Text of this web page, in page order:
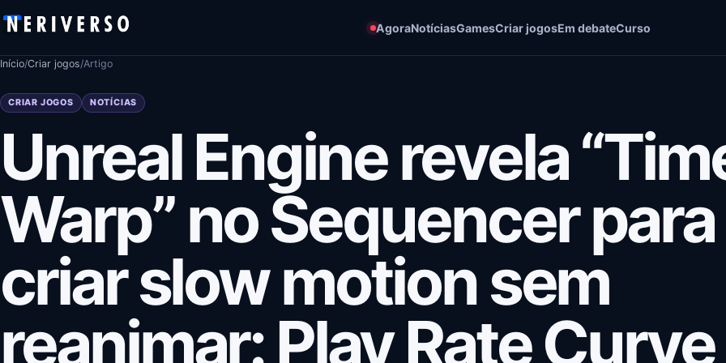
AgoraNotíciasGamesCriar jogosEm debateCurso
Início/Criar jogos/Artigo
CRIAR JOGOS NOTÍCIAS
Unreal Engine revela
Warp” no Sequencer para
criar slow motion sem
reanimar: Play Rate Curve